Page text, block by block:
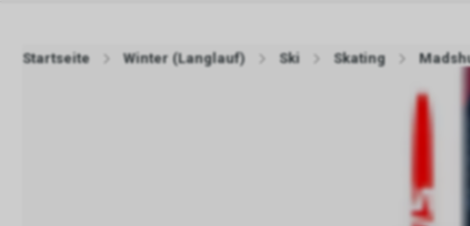
Startseite Winter (Langlauf) Ski Skating